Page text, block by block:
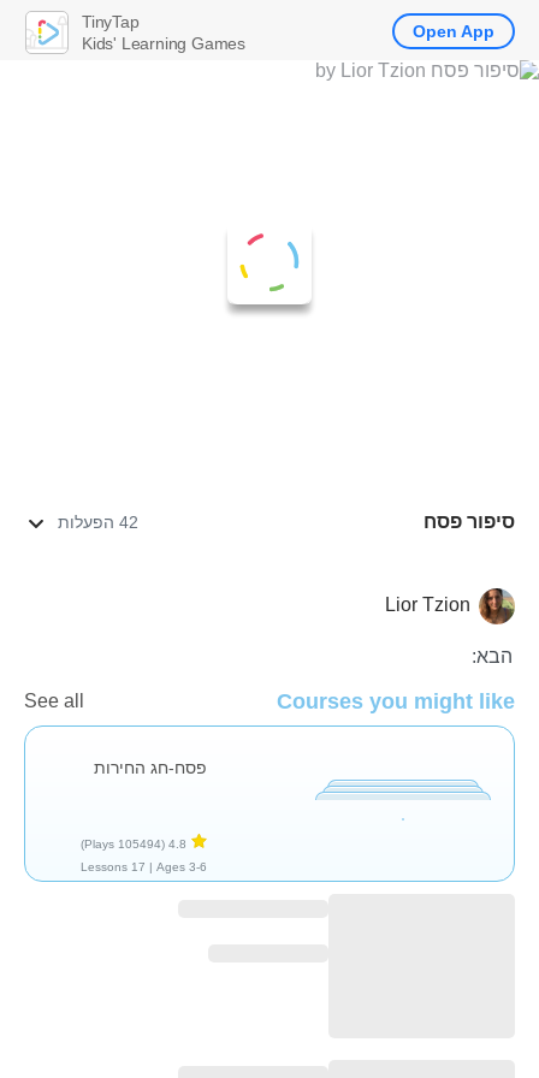
סיפור פסח 42 הפעלות
פסח Lior Tzion
הבא:
Courses you might like
See all
פסח-חג החירות
4.8
(105494 Plays)
Ages 3-6 |
17 Lessons
TinyTap
Kids' Learning Games
Open App